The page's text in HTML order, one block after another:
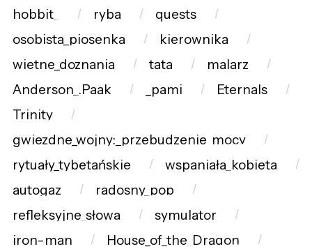
hobbit_
ryba
quests
osobista_piosenka
kierownika
wietne_doznania
tata
malarz
Anderson_.Paak
_pami
Eternals
Trinity
gwiezdne_wojny:_przebudzenie_mocy
rytuały_tybetańskie
wspaniała_kobieta
autogaz
radosny_pop
refleksyjne_słowa
symulator
iron-man
House_of_the_Dragon